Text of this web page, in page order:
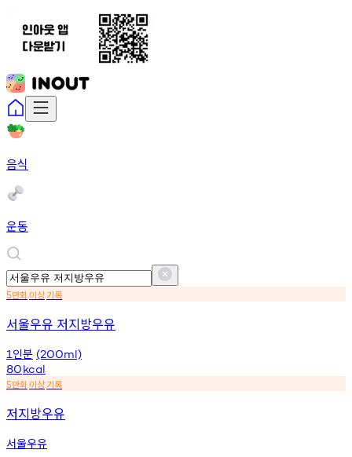
음식
운동
5만회 이상기록
서울우유 저지방우유
1 인분 (200ml)
80kcal
5만회 이상기록
저지방우유
서울우유